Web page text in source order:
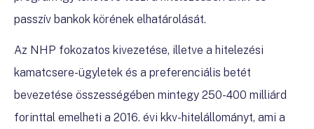
passzív bankok körének elhatárolását.
Az NHP fokozatos kivezetése, illetve a hitelezési
kamatcsere-ügyletek és a preferenciális betét
bevezetése összességében mintegy 250-400 milliárd
forinttal emelheti a 2016. évi kkv-hitelállományt, ami a